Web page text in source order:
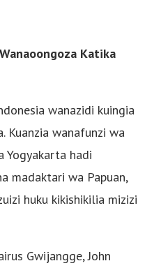
Katika
wanazidi kuingia
Kuanzia wanafunzi wa
Yogyakarta hadi
madaktari wa Papuan,
huku kikishikilia mizizi
Gwijangge, John